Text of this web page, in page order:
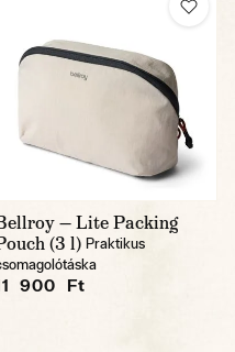
— Lite Packing
(3 l) Praktikus
900 Ft